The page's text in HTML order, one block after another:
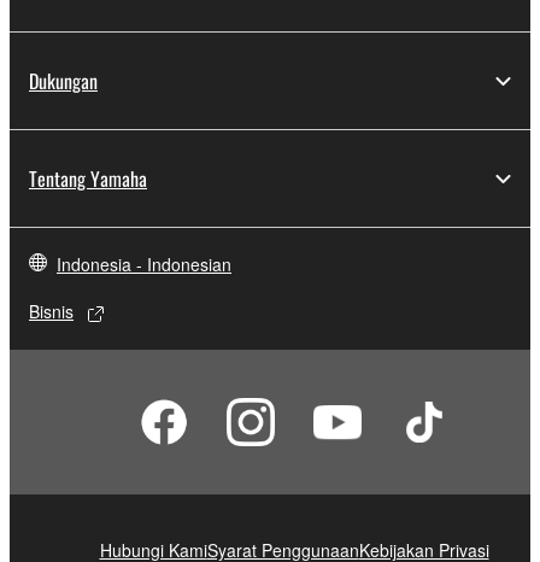
Dukungan
Tentang Yamaha
Indonesia - Indonesian
Bisnis
Hubungi KamiSyarat PenggunaanKebijakan Privasi